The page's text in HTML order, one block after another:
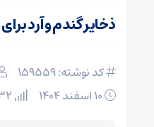
ذخایر گندم و آرد برای ۶ ماه تامین است
کد نوشته: 159559